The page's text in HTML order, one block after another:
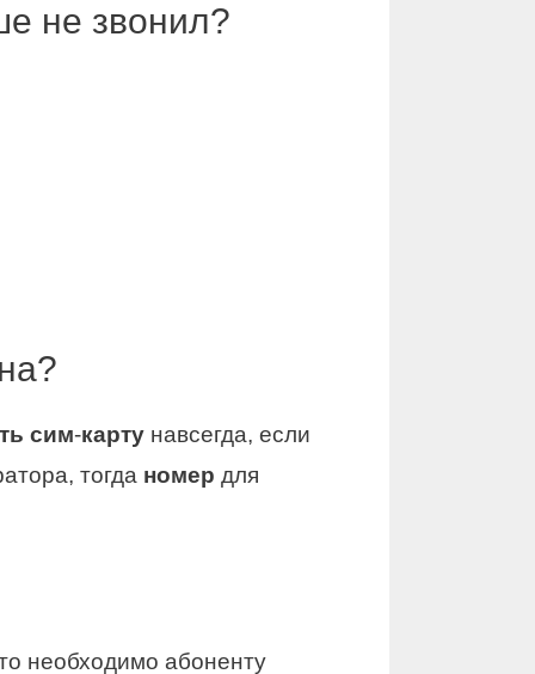
не звонил?
сим-карту навсегда, если
тогда номер для
необходимо абоненту